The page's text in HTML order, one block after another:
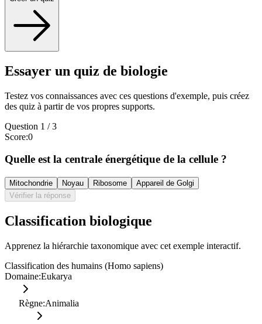
Essayer un quiz de biologie
Testez vos connaissances avec ces questions d'exemple, puis créez
des quiz à partir de vos propres supports.
Question 1 /3
Score:0
Quelle est la centrale énergétique de la cellule ?
Mitochondrie Noyau Ribosome
Appareil de Golgi
Vérifier la réponse
Classification biologique
Apprenez la hiérarchie taxonomique avec cet exemple interactif.
Classification des humains (Homo sapiens)
Domaine:Eukarya
Règne:Animalia